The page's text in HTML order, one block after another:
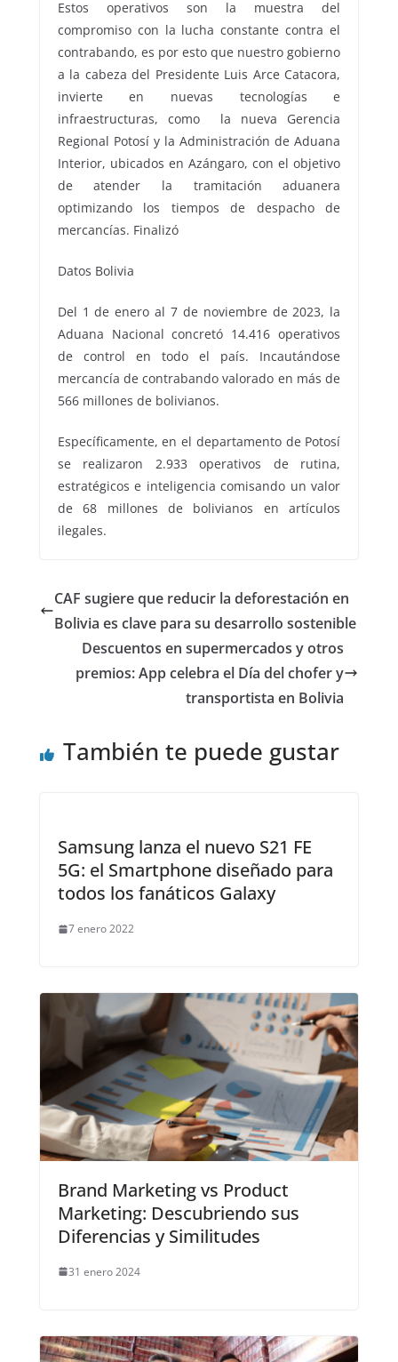
Estos operativos son la muestra del
compromiso con la lucha constante contra el
contrabando, es por esto que nuestro gobierno
a la cabeza del Presidente Luis Arce Catacora,
invierte en nuevas tecnologías e
infraestructuras, como la nueva Gerencia
Regional Potosí y la Administración de Aduana
Interior, ubicados en Azángaro, con el objetivo
de atender la tramitación aduanera
optimizando los tiempos de despacho de
mercancías. Finalizó
Datos Bolivia
Del 1 de enero al 7 de noviembre de 2023, la
Aduana Nacional concretó 14.416 operativos
de control en todo el país. Incautándose
mercancía de contrabando valorado en más de
566 millones de bolivianos.
Específicamente, en el departamento de Potosí
se realizaron 2.933 operativos de rutina,
estratégicos e inteligencia comisando un valor
de 68 millones de bolivianos en artículos
ilegales.
CAF sugiere que reducir la deforestación en
Bolivia es clave para su desarrollo sostenible
Descuentos en supermercados y otros
premios: App celebra el Día del chofer y
transportista en Bolivia
También te puede gustar
Samsung lanza el nuevo S21 FE
5G: el Smartphone diseñado para
todos los fanáticos Galaxy
7 enero 2022
Brand Marketing vs Product
Marketing: Descubriendo sus
Diferencias y Similitudes
31 enero 2024